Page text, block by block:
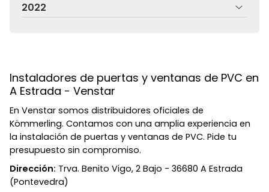
2022
Instaladores de puertas y ventanas de PVC en
A Estrada - Venstar
En Venstar somos distribuidores oficiales de
Kömmerling. Contamos con una amplia experiencia en
la instalación de puertas y ventanas de PVC. Pide tu
presupuesto sin compromiso.
Dirección: Trva. Benito Vigo, 2 Bajo - 36680 A Estrada
(Pontevedra)